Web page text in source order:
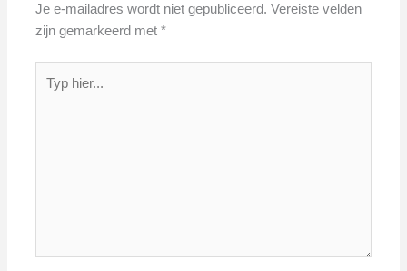
Je e-mailadres wordt niet gepubliceerd. Vereiste velden
zijn gemarkeerd met*
hier...